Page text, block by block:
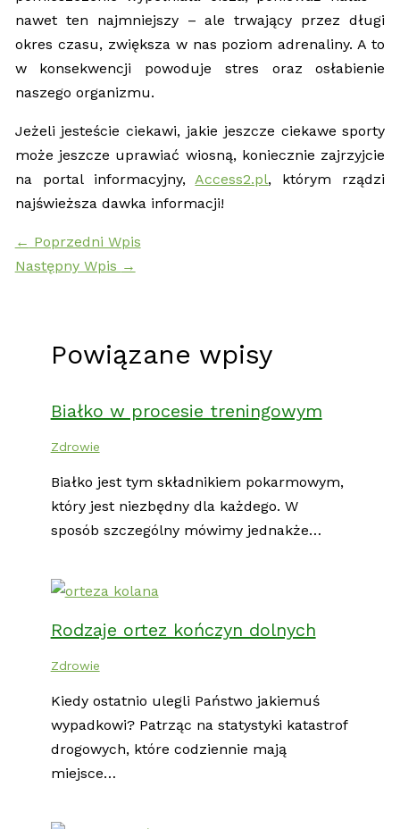
nawet ten najmniejszy – ale trwający przez długi
okres czasu, zwiększa w nas poziom adrenaliny. A to
w konsekwencji powoduje stres oraz osłabienie
naszego organizmu.
Jeżeli jesteście ciekawi, jakie jeszcze ciekawe sporty
może jeszcze uprawiać wiosną, koniecznie zajrzyjcie
na portal informacyjny,Access2.pl, którym rządzi
najświeższa dawka informacji!
← Poprzedni Wpis
Następny Wpis →
Powiązane wpisy
Białko w procesie treningowym
Zdrowie
Białko jest tym składnikiem pokarmowym,
który jest niezbędny dla każdego. W
sposób szczególny mówimy jednakże…
Rodzaje ortez kończyn dolnych
Zdrowie
Kiedy ostatnio ulegli Państwo jakiemuś
wypadkowi? Patrząc na statystyki katastrof
drogowych, które codziennie mają
miejsce…